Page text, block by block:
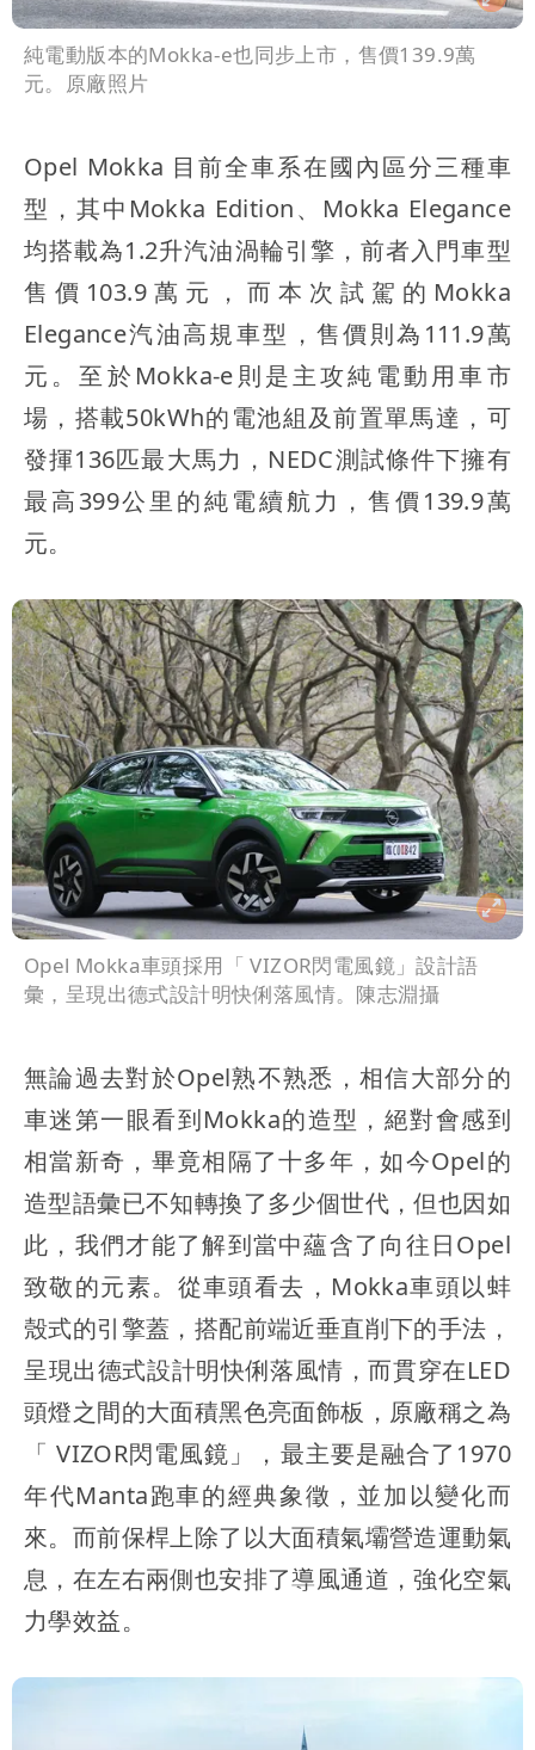
純電動版本的Mokka-e也同步上市，售價139.9萬
元。原廠照片
Opel Mokka 目前全車系在國內區分三種車
型，其中Mokka Edition、Mokka Elegance
均搭載為1.2升汽油渦輪引擎，前者入門車型
售價103.9萬元，而本次試駕的Mokka
Elegance汽油高規車型，售價則為111.9萬
元。至於Mokka-e則是主攻純電動用車市
場，搭載50kWh的電池組及前置單馬達，可
發揮136匹最大馬力，NEDC測試條件下擁有
最高399公里的純電續航力，售價139.9萬
元。
Opel Mokka車頭採用「 VIZOR閃電風鏡」設計語
彙，呈現出德式設計明快俐落風情。陳志淵攝
無論過去對於Opel熟不熟悉，相信大部分的
車迷第一眼看到Mokka的造型，絕對會感到
相當新奇，畢竟相隔了十多年，如今Opel的
造型語彙已不知轉換了多少個世代，但也因如
此，我們才能了解到當中蘊含了向往日Opel
致敬的元素。從車頭看去，Mokka車頭以蚌
殼式的引擎蓋，搭配前端近垂直削下的手法，
呈現出德式設計明快俐落風情，而貫穿在LED
頭燈之間的大面積黑色亮面飾板，原廠稱之為
「 VIZOR閃電風鏡」，最主要是融合了1970
年代Manta跑車的經典象徵，並加以變化而
來。而前保桿上除了以大面積氣壩營造運動氣
息，在左右兩側也安排了導風通道，強化空氣
力學效益。